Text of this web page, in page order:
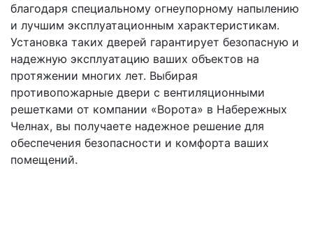
благодаря специальному огнеупорному напылению
и лучшим эксплуатационным характеристикам.
Установка таких дверей гарантирует безопасную и
надежную эксплуатацию ваших объектов на
протяжении многих лет. Выбирая
противопожарные двери с вентиляционными
решетками от компании «Ворота» в Набережных
Челнах, вы получаете надежное решение для
обеспечения безопасности и комфорта ваших
помещений.